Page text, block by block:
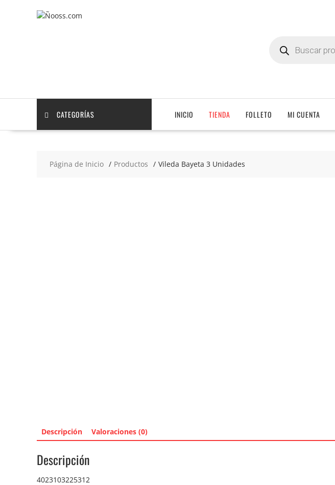
productos
CATEGORÍAS INICIO TIENDA FOLLETO MI CUENTA
Página de Inicio Productos Vileda Bayeta 3 Unidades
Descripción Valoraciones (0)
Descripción
4023103225312